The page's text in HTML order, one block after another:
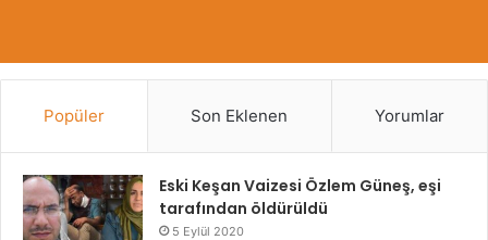
Popüler Son Eklenen Yorumlar
Eski Keşan Vaizesi Özlem Güneş, eşi
tarafından öldürüldü
5 Eylül 2020